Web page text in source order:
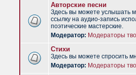
Авторские песни
Здесь вы можете услышать
ссылку на аудио-запись
поэтические мастерские.
Модератор: Модераторы
Стихи
Здесь вы можете спросить
Модератор: Модераторы